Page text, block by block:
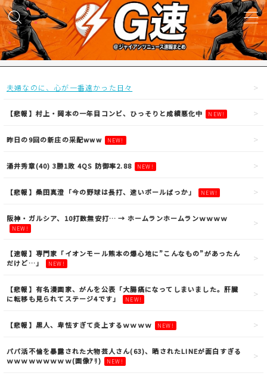
MENU
得点映像
試合結果
夫婦なのに、心が一番遠かった日々
【悲報】村上・岡本の一年目コンビ、ひっそりと成績悪化中 NEW!
昨日の9回の新庄の采配www NEW!
涌井秀章(40) 3勝1敗 4QS 防御率2.88 NEW!
【悲報】桑田真澄「今の野球は長打、速いボールばっか」 NEW!
阪神・ガルシア、10打数無安打… → ホームランホームランｗｗｗｗ
NEW!
【速報】専門家「イオンモール熊本の爆心地に”こんなもの”があったん
だけど…」
NEW!
【悲報】有名漫画家、がんを公表「大腸癌になってしまいました。肝臓
に転移も見られてステージ4です」
NEW!
【悲報】黒人、卑怯すぎて炎上するｗｗｗｗ NEW!
パパ活不倫を暴露された大物芸人さん(63)、晒されたLINEが面白すぎる
ｗｗｗｗｗｗｗｗｗ(画像ｱﾘ)
NEW!